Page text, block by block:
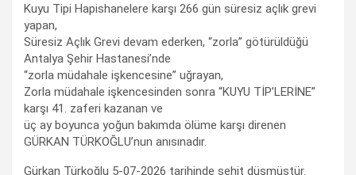
Kuyu Tipi Hapishanelere karşı 266 gün süresiz açlık grevi
yapan,
Süresiz Açlık Grevi devam ederken, “zorla” götürüldüğü
Antalya Şehir Hastanesi’nde
“zorla müdahale işkencesine” uğrayan,
Zorla müdahale işkencesinden sonra “KUYU TİP’LERİNE”
karşı 41. zaferi kazanan ve
üç ay boyunca yoğun bakımda ölüme karşı direnen
GÜRKAN TÜRKOĞLU’nun anısınadır.
Gürkan Türkoğlu 5-07-2026 tarihinde şehit düşmüştür.